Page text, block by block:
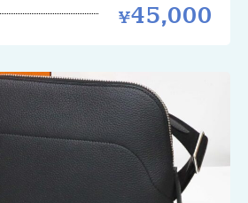
45,000